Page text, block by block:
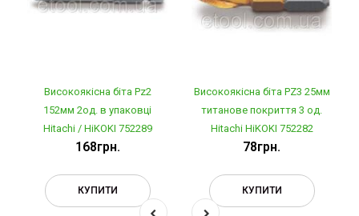
Високоякісна біта Pz2
152мм 2од. в упаковці
Hitachi / HiKOKI 752289
168грн.
КУПИТИ
Високоякісна біта PZ3 25мм
титанове покриття 3 од.
Hitachi HiKOKI 752282
78грн.
КУПИТИ